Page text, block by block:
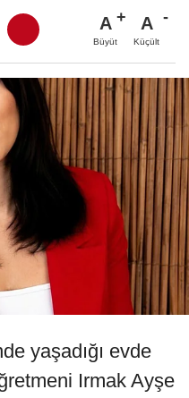
A
Büyüt
A
Küçült
yaşadığı evde
Irmak Ayşe